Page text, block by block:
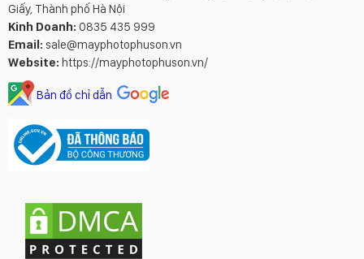
Giấy, Thành phố Hà Nội
Kinh Doanh: 0835 435 999
Email: sale@mayphotophuson.vn
Website: https://mayphotophuson.vn/
Bản đồ chỉ dẫn